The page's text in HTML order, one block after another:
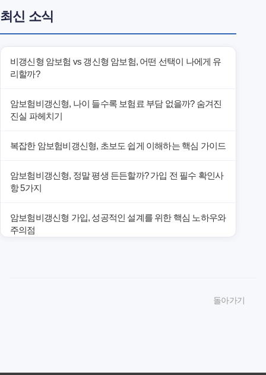
최신 소식
비갱신형 암보험 vs 갱신형 암보험, 어떤 선택이 나에게 유
리할까?
암보험비갱신형, 나이 들수록 보험료 부담 없을까? 숨겨진
진실 파헤치기
복잡한 암보험비갱신형, 초보도 쉽게 이해하는 핵심 가이드
암보험비갱신형, 정말 평생 든든할까? 가입 전 필수 확인사
항 5가지
암보험비갱신형 가입, 성공적인 설계를 위한 핵심 노하우와
주의점
돌아가기